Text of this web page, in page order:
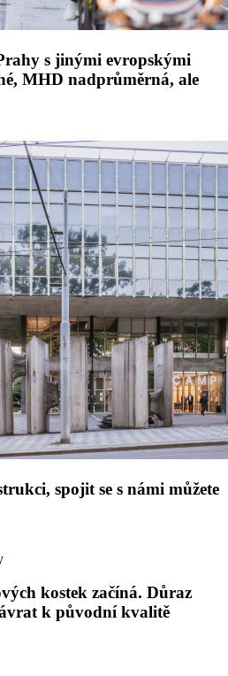
s jinými evropskými
MHD nadprůměrná, ale
spojit se s námi můžete
kostek začíná. Důraz
k původní kvalitě